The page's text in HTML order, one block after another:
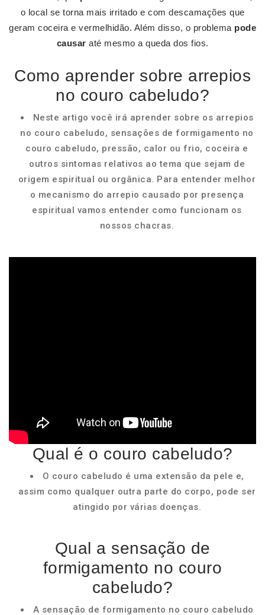
o local se torna mais irritado e com descamações que
geram coceira e vermelhidão. Além disso, o problema pode
causar até mesmo a queda dos fios.
Como aprender sobre arrepios
no couro cabeludo?
Neste artigo você irá aprender sobre os arrepios
no couro cabeludo, sensações de formigamento no
couro cabeludo, pressão, calor ou frio, coceira e
outros sintomas relativos ao tema que sejam de
origem espiritual ou orgânica. Para entender melhor
o mecanismo do arrepio causado por presença
espiritual vamos entender como funcionam os
nossos chacras.
Qual é o couro cabeludo?
O couro cabeludo é uma extensão da pele e,
assim como qualquer outra parte do corpo, pode ser
atingido por várias doenças.
Qual a sensação de
formigamento no couro
cabeludo?
A sensação de formigamento no couro cabeludo